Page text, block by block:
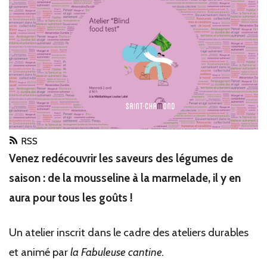
sur
facebook
sur
Twitter
l'article
en
pdf
par
email
RSS
Venez redécouvrir les saveurs des légumes de
saison : de la mousseline à la marmelade, il y en
aura pour tous les goûts !
Un atelier inscrit dans le cadre des ateliers durables
et animé parla Fabuleuse cantine.